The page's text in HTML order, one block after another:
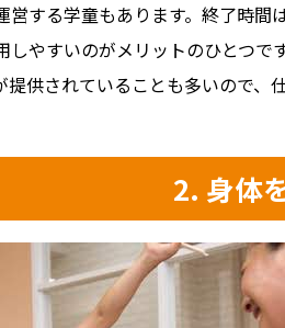
営する学童もあります。終了時間
しやすいのがメリットのひとつ
提供されていることも多いので、
2. 身体